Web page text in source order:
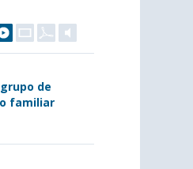
de
familiar